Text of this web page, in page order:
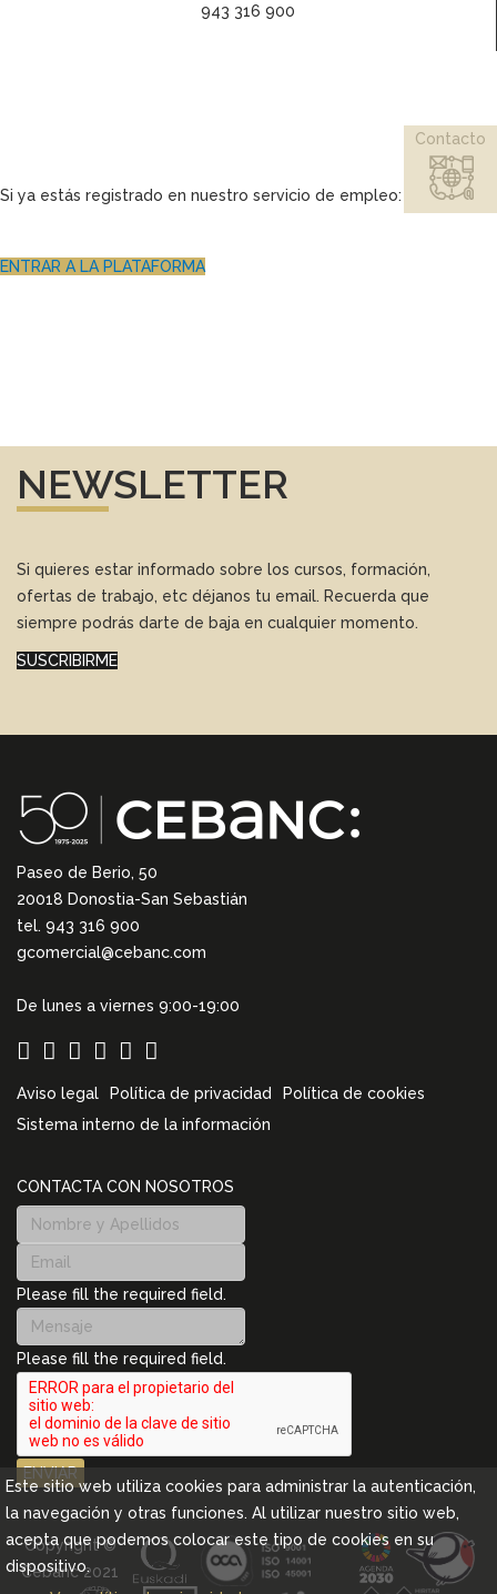
943 316 900
Si ya estás registrado en nuestro servicio de empleo:
ENTRAR A LA PLATAFORMA
NEWSLETTER
Si quieres estar informado sobre los cursos, formación,
ofertas de trabajo, etc déjanos tu email. Recuerda que
siempre podrás darte de baja en cualquier momento.
SUSCRIBIRME
Paseo de Berio, 50
20018 Donostia-San Sebastián
tel. 943 316 900
gcomercial@cebanc.com
De lunes a viernes 9:00-19:00
Aviso legal Política de privacidad
Política de cookies
Sistema interno de la información
CONTACTA CON NOSOTROS
Please fill the required field.
Please fill the required field.
ENVIAR
Contacto
Copyright ©
Cebanc 2021
Este sitio web utiliza cookies para administrar la autenticación,
la navegación y otras funciones. Al utilizar nuestro sitio web,
acepta que podemos colocar este tipo de cookies en su
dispositivo.